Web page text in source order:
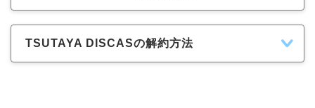
TSUTAYA DISCASの解約方法